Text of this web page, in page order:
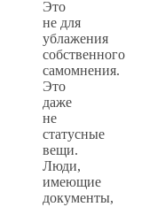
Это
не для
ублажения
собственного
самомнения.
Это
даже
не
статусные
вещи.
Люди,
имеющие
документы,